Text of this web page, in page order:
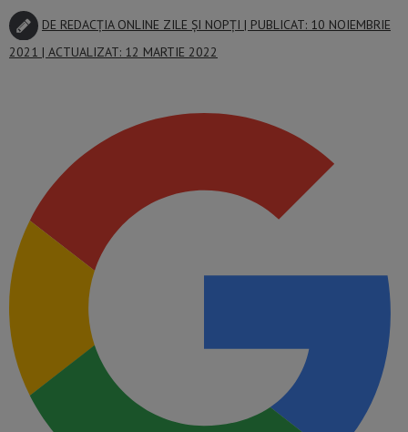
DE REDACȚIA ONLINE ZILE ȘI NOPȚI | PUBLICAT: 10 NOIEMBRIE
2021 | ACTUALIZAT: 12 MARTIE 2022